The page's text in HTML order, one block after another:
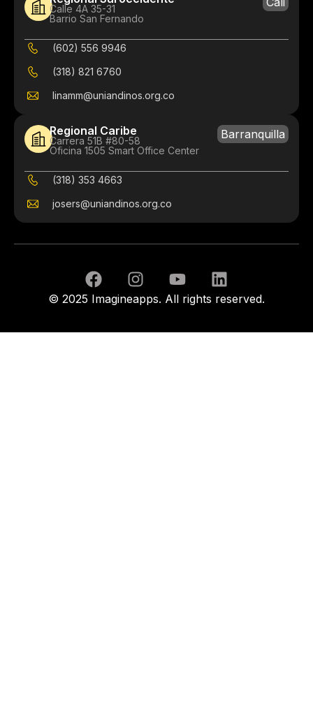
Calle 4A 35-31
Barrio San Fernando
(602) 556 9946
(318) 821 6760
linamm@uniandinos.org.co
Regional Caribe
Carrera 51B #80-58
Oficina 1505 Smart Office Center
Barranquilla
(318) 353 4663
josers@uniandinos.org.co
© 2025 Imagineapps. All rights reserved.